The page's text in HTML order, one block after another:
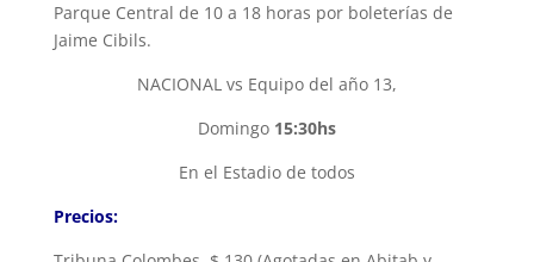
Parque Central de 10 a 18 horas por boleterías de
Jaime Cibils.
NACIONAL vs Equipo del año 13,
Domingo 15:30hs
En el Estadio de todos
Precios: